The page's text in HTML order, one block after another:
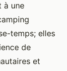
à une
temps; elles
de
et